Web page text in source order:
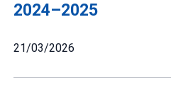
2024–2025
21/03/2026